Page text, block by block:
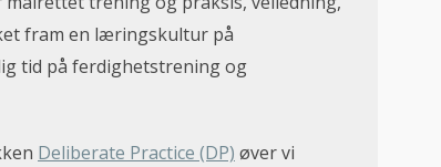
fram en læringskultur på
tid på ferdighetstrening og
Deliberate Practice (DP) øver vi